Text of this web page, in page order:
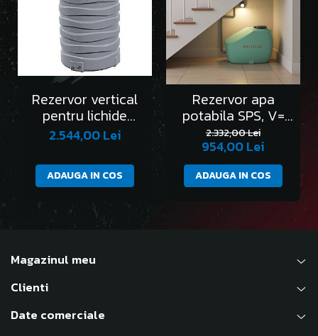
Rezervor vertical
pentru lichide
alimentare ONDA
1000L
2.544,00 Lei
ADAUGA IN COS
Rezervor apa
potabila SPS, V=
500 litri(sub scari)
2.332,00 Lei
954,00 Lei
ADAUGA IN COS
Magazinul meu
Clienti
Date comerciale